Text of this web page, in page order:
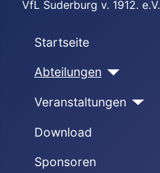
VfL Suderburg v. 1912. e.V.
Startseite
Abteilungen
Veranstaltungen
Download
Sponsoren